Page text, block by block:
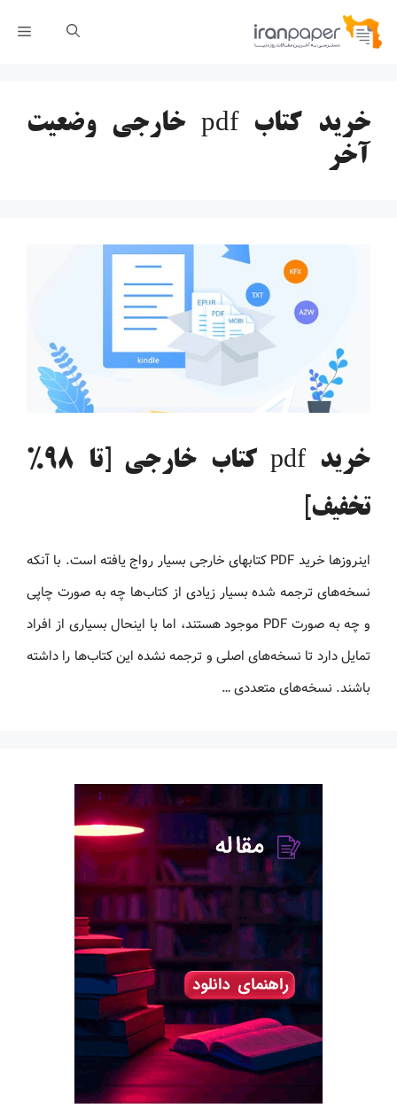
پرش
خرید کتاب pdf خارجی وضعیت
آخر
خرید pdf کتاب خارجی [تا 98%
تخفیف]
اینروزها خرید PDF کتاب‎های خارجی بسیار رواج یافته است. با آنکه
نسخه‌های ترجمه شده بسیار زیادی از کتاب‌ها چه به صورت چاپی
و چه به صورت PDF موجود هستند، اما با اینحال بسیاری از افراد
تمایل دارد تا نسخه‌های اصلی و ترجمه نشده این کتاب‌ها را داشته
باشند. نسخه‌های متعددی …